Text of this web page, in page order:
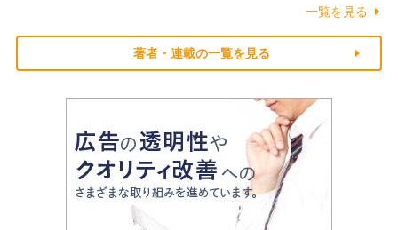
一覧を見る
著者・連載の一覧を見る